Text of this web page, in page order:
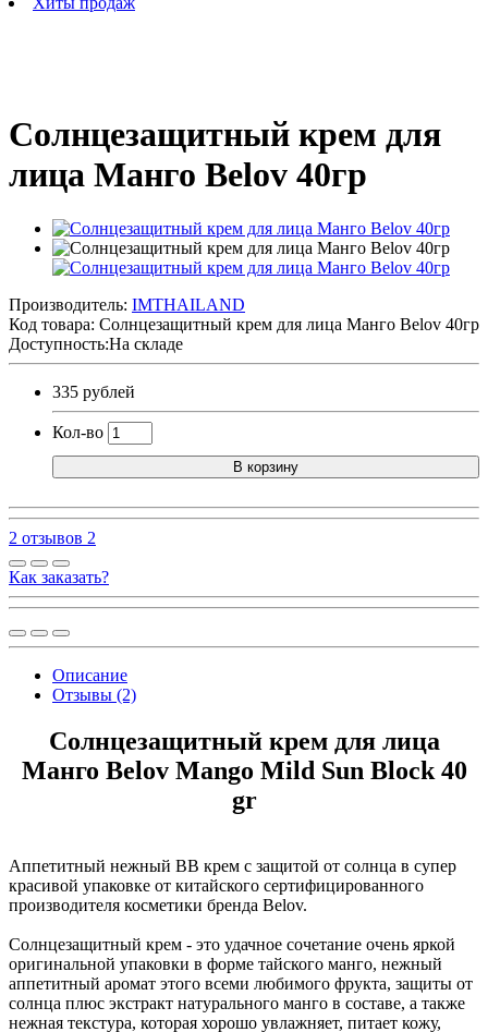
Солнцезащитный крем для
лица Манго Belov 40гр
Производитель: IMTHAILAND
Код товара: Солнцезащитный крем для лица Манго Belov 40гр
Доступность:На складе
335 рублей
Кол-во
В корзину
2 отзывов 2
Как заказать?
Описание
Отзывы (2)
Солнцезащитный крем для лица
Манго Belov Mango Mild Sun Block 40
gr
Аппетитный нежный BB крем с защитой от солнца в супер
красивой упаковке от китайского сертифицированного
производителя косметики бренда Belov.
Солнцезащитный крем - это удачное сочетание очень яркой
оригинальной упаковки в форме тайского манго, нежный
аппетитный аромат этого всеми любимого фрукта, защиты от
солнца плюс экстракт натурального манго в составе, а также
нежная текстура, которая хорошо увлажняет, питает кожу,